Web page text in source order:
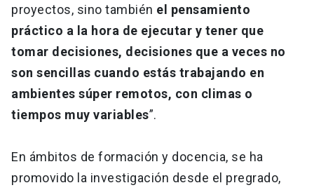
proyectos, sino también el pensamiento
práctico a la hora de ejecutar y tener que
tomar decisiones, decisiones que a veces no
son sencillas cuando estás trabajando en
ambientes súper remotos, con climas o
tiempos muy variables”.
En ámbitos de formación y docencia, se ha
promovido la investigación desde el pregrado,